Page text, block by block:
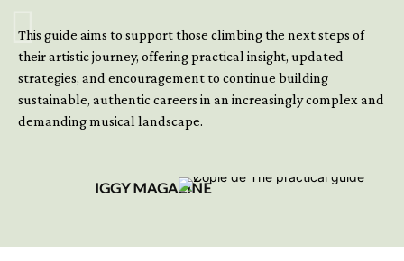
This guide aims to support those climbing the next steps of
their artistic journey, offering practical insight, updated
strategies, and encouragement to continue building
sustainable, authentic careers in an increasingly complex and
demanding musical landscape.
IGGY MAGAZINE